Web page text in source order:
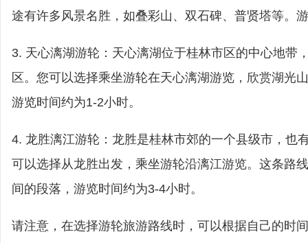
途有许多风景名胜，如叠彩山、双石碑、普贤塔等。
3. 天心漓湖游轮：天心漓湖位于桂林市区的中心地带
区。您可以选择乘坐游轮在天心漓湖游览，欣赏湖光
游览时间约为1-2小时。
4. 龙胜漓江游轮：龙胜是桂林市郊的一个县级市，也
可以选择从龙胜出发，乘坐游轮沿漓江游览。这条路
间的段落，游览时间约为3-4小时。
请注意，在选择游轮旅游路线时，可以根据自己的时